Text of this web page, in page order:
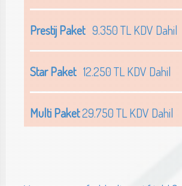
Prestij Paket9.350 TL KDV Dahil
Star Paket12.250 TL KDV Dahil
Multi Paket29.750 TL KDV Dahil